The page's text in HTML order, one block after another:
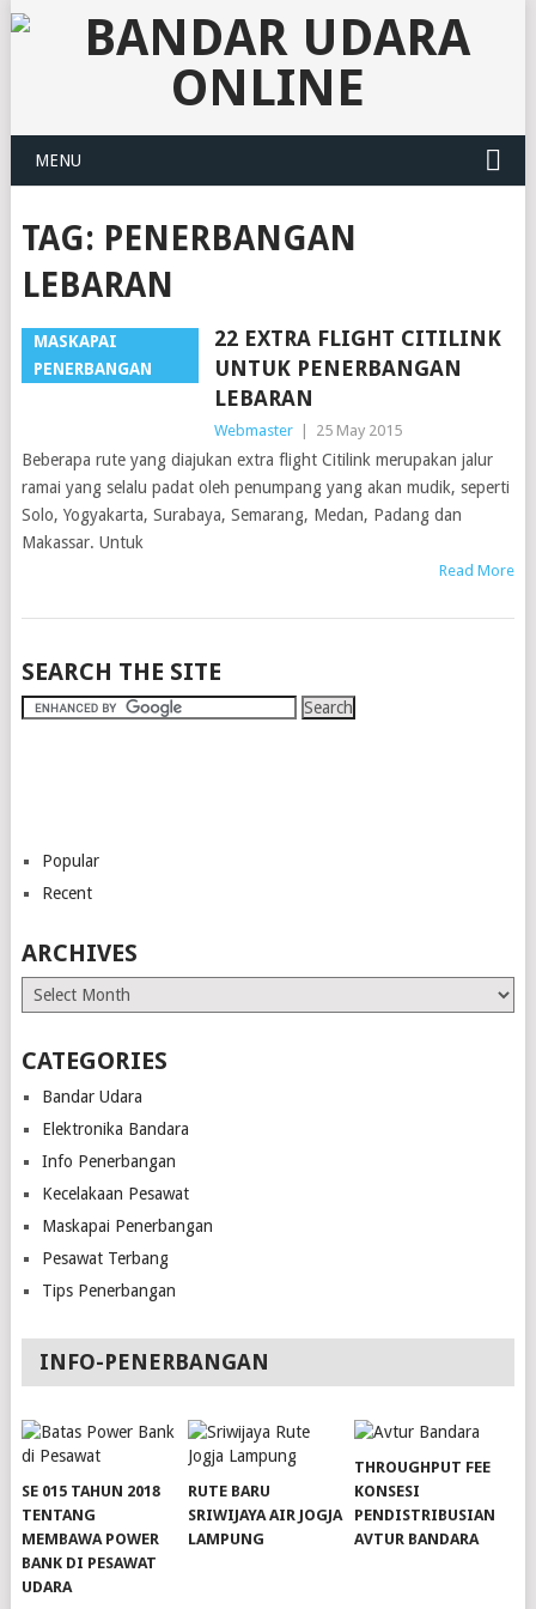
MENU
TAG: PENERBANGAN
LEBARAN
MASKAPAI
PENERBANGAN
22 EXTRA FLIGHT CITILINK
UNTUK PENERBANGAN
LEBARAN
Webmaster 25 May 2015
Beberapa rute yang diajukan extra flight Citilink merupakan jalur
ramai yang selalu padat oleh penumpang yang akan mudik, seperti
Solo, Yogyakarta, Surabaya, Semarang, Medan, Padang dan
Makassar. Untuk
Read More
SEARCH THE SITE
Popular
Recent
ARCHIVES
Archives
CATEGORIES
Bandar Udara
Elektronika Bandara
Info Penerbangan
Kecelakaan Pesawat
Maskapai Penerbangan
Pesawat Terbang
Tips Penerbangan
INFO-PENERBANGAN
SE 015 TAHUN 2018
TENTANG
MEMBAWA POWER
BANK DI PESAWAT
UDARA
RUTE BARU
SRIWIJAYA AIR JOGJA
LAMPUNG
THROUGHPUT FEE
KONSESI
PENDISTRIBUSIAN
AVTUR BANDARA